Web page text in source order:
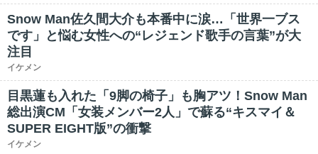
Snow Man佐久間大介も本番中に涙…「世界一ブス
です」と悩む女性への“レジェンド歌手の言葉”が大
注目
イケメン
目黒蓮も入れた「9脚の椅子」も胸アツ！Snow Man
総出演CM「女装メンバー2人」で蘇る“キスマイ＆
SUPER EIGHT版”の衝撃
イケメン